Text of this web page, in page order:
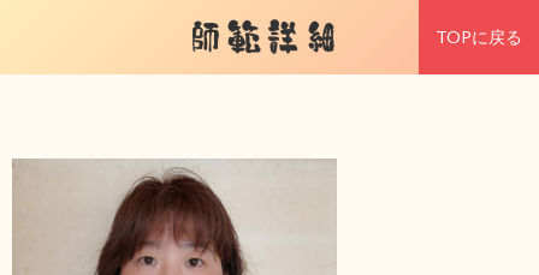
師範詳細 TOPに戻る